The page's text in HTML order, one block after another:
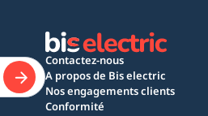
Contactez-nous
A propos de Bis electric
Nos engagements clients
Conformité